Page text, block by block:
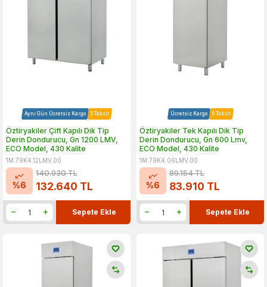
Aynı Gün Ücretsiz Kargo 9 Taksit
Öztiryakiler Çift Kapılı Dik Tip
Derin Dondurucu, Gn 1200 LMV,
ECO Model, 430 Kalite
1M.79K4.12LMV.00
%6
140.930TL
132.640 TL
Sepete Ekle
Ücretsiz Kargo 9 Taksit
Öztiryakiler Tek Kapılı Dik Tip
Derin Dondurucu, Gn 600 Lmv,
ECO Model, 430 Kalite
1M.79K4.06LMV.00
%6
89.154TL
83.910 TL
Sepete Ekle